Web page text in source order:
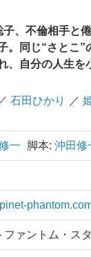
、不倫相手と
。同じ“さとこ
、自分の人生
／ 石田ひかり ／
一 脚本: 沖田修
ファントム・ス